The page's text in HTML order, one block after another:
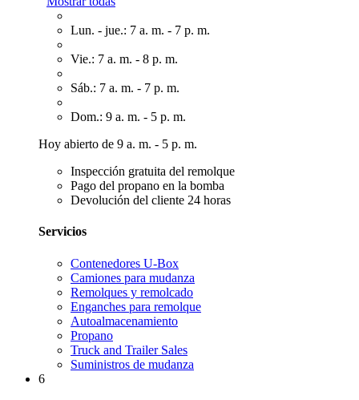
Lun. - jue.: 7 a. m. - 7 p. m.
Vie.: 7 a. m. - 8 p. m.
Sáb.: 7 a. m. - 7 p. m.
Dom.: 9 a. m. - 5 p. m.
Hoy abierto de 9 a. m. - 5 p. m.
Inspección gratuita del remolque
Pago del propano en la bomba
Devolución del cliente 24 horas
Servicios
Contenedores U-Box
Camiones para mudanza
Remolques y remolcado
Enganches para remolque
Autoalmacenamiento
Propano
Truck and Trailer Sales
Suministros de mudanza
6